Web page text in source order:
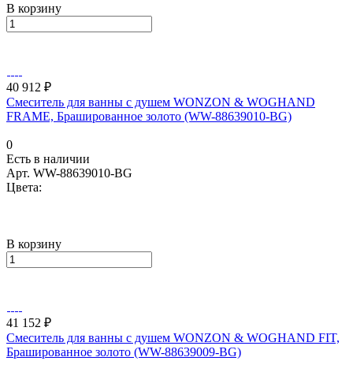
В корзину
40 912 ₽
Смеситель для ванны с душем WONZON & WOGHAND
FRAME, Брашированное золото (WW-88639010-BG)
0
Есть в наличии
Арт. WW-88639010-BG
Цвета:
В корзину
41 152 ₽
Смеситель для ванны с душем WONZON & WOGHAND FIT,
Брашированное золото (WW-88639009-BG)